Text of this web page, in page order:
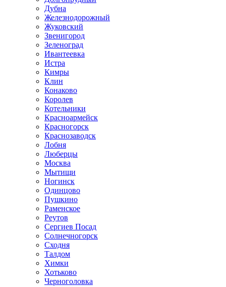
Дубна
Железнодорожный
Жуковский
Звенигород
Зеленоград
Ивантеевка
Истра
Кимры
Клин
Конаково
Королев
Котельники
Красноармейск
Красногорск
Краснозаводск
Лобня
Люберцы
Москва
Мытищи
Ногинск
Одинцово
Пушкино
Раменское
Реутов
Сергиев Посад
Солнечногорск
Сходня
Талдом
Химки
Хотьково
Черноголовка